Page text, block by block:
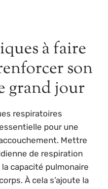
à faire
son
grand jour
respiratoires
pour une
Mettre
de respiration
capacité pulmonaire
À cela s’ajoute la